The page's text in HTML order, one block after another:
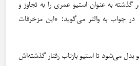
گذشته به عنوان استیو عمری را به تجاوز و
در جواب به والتر می‌گوید: «این مزخرفات
بدل می‌شود تا استیو بازتاب رفتار گذشته‌اش